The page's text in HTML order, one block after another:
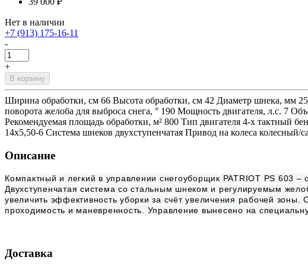
Нет в наличии
+7 (913) 175-16-11
-
+
В корзину
Ширина обработки, см 66 Высота обработки, см 42 Диаметр шнека, мм
поворота желоба для выброса снега, ° 190 Мощность двигателя, л.с. 7
Рекомендуемая площадь обработки, м² 800 Тип двигателя 4-х тактный
14x5,50-6 Система шнеков двухступенчатая Привод на колеса
Описание
Компактный и легкий в управлении снегоуборщик PATRIOT PS 603
Двухступенчатая система со стальным шнеком и регулируемым
увеличить эффективность уборки за счёт увеличения рабочей
проходимость и маневренность. Управление вынесено на
Доставка